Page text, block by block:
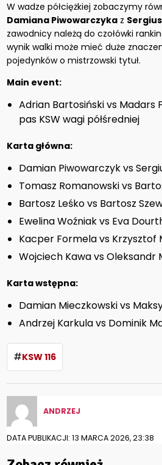
W wadze półciężkiej zobaczymy
Damiana Piwowarczyka z
zawodnicy należą do czołówki
wynik walki może mieć duże
pojedynków o mistrzowski tytuł.
Main event:
Adrian Bartosiński vs Madars
pas KSW wagi półśredniej
Karta główna:
Damian Piwowarczyk vs
Tomasz Romanowski vs
Bartosz Leśko vs Bartosz
Ewelina Woźniak vs Eva
Kacper Formela vs Krzysztof
Wojciech Kawa vs Oleksandr
Karta wstępna:
Damian Mieczkowski vs
Andrzej Karkula vs Dominik
#KSW 116
ANDRZEJ
DATA PUBLIKACJI: 13 MARCA 2026, 23:38